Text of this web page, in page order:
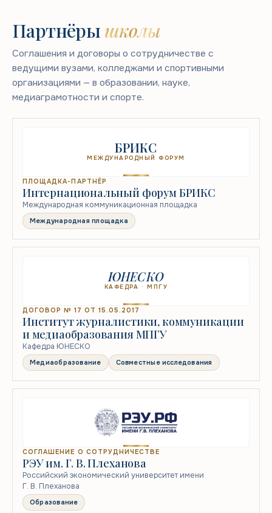
Партнёры школы
Соглашения и договоры о сотрудничестве с
ведущими вузами, колледжами и спортивными
организациями — в образовании, науке,
медиаграмотности и спорте.
БРИКС
МЕЖДУНАРОДНЫЙ ФОРУМ
ПЛОЩАДКА-ПАРТНЁР
Интернациональный форум БРИКС
Международная коммуникационная площадка
Международная площадка
ЮНЕСКО
КАФЕДРА · МПГУ
ДОГОВОР № 17 ОТ 15.05.2017
Институт журналистики, коммуникации
и медиаобразования МПГУ
Кафедра ЮНЕСКО
Медиаобразование Совместные исследования
СОГЛАШЕНИЕ О СОТРУДНИЧЕСТВЕ
РЭУ им. Г. В. Плеханова
Российский экономический университет имени
Г. В. Плеханова
Образование